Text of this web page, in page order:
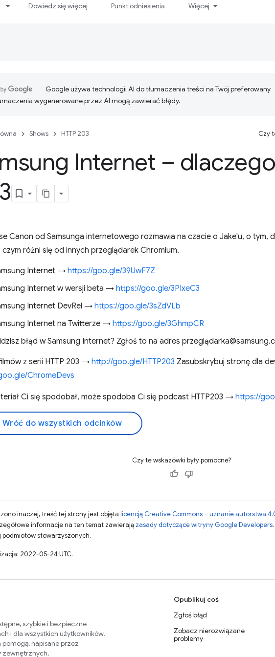
Dowiedz się więcej Punkt odniesienia Więcej
Google używa technologii AI do tłumaczenia treści na Twój preferowany
wygenerowane przez AI mogą zawierać błędy.
Shows HTTP 203 Czy
Internet –
Canon od Samsunga internetowego rozmawia na czacie o Jake'u, o tym,
czym różni się od innych przeglądarek Chromium.
Internet → https://goo.gle/39UwF7Z
Internet w wersji beta → https://goo.gle/3PIxeC3
Internet DevRel → https://goo.gle/3sZdVLb
Internet na Twitterze → https://goo.gle/3GhmpCR
błąd w Samsung Internet? Zgłoś to na adres
z serii HTTP 203 → http://goo.gle/HTTP203 Zasubskrybuj stronę dla
ChromeDevs
Ci się spodobał, może spodoba Ci się podcast HTTP203 → https://
Wróć do wszystkich odcinków
Czy te wskazówki były pomocne?
inaczej, treść tej strony jest objęta licencją Creative Commons – uznanie autorstwa
informacje na ten temat zawierają zasady dotyczące witryny Google Developers
podmiotów stowarzyszonych.
2022-05-24 UTC.
szybkie i bezpieczne
i dla wszystkich użytkowników.
pomogą, napisane przez
zewnętrznych.
Opublikuj coś
Zgłoś błąd
Zobacz nierozwiązane
problemy